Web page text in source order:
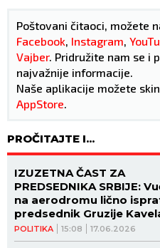
Poštovani čitaoci, možete
Facebook, Instagram,
Vajber. Pridružite nam se i
najvažnije informacije.
Naše aplikacije možete
AppStore.
PROČITAJTE I...
POLITIKA 15:08 17.06.2026
IZUZETNA ČAST ZA
PREDSEDNIKA SRBIJE:
na aerodromu lično
predsednik Gruzije